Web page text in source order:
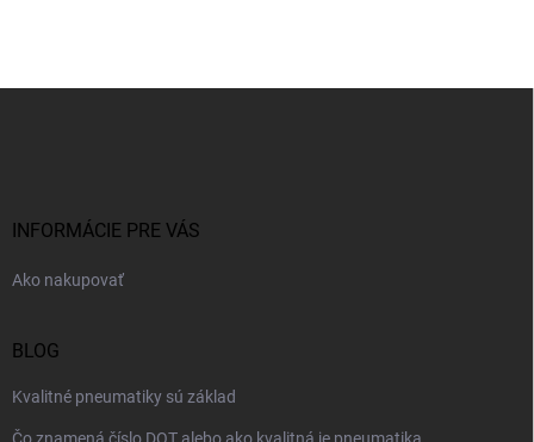
INFORMÁCIE PRE VÁS
Ako nakupovať
BLOG
Kvalitné pneumatiky sú základ